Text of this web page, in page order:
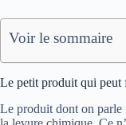
Voir le sommaire
Le petit produit qui peut
Le produit dont on parle